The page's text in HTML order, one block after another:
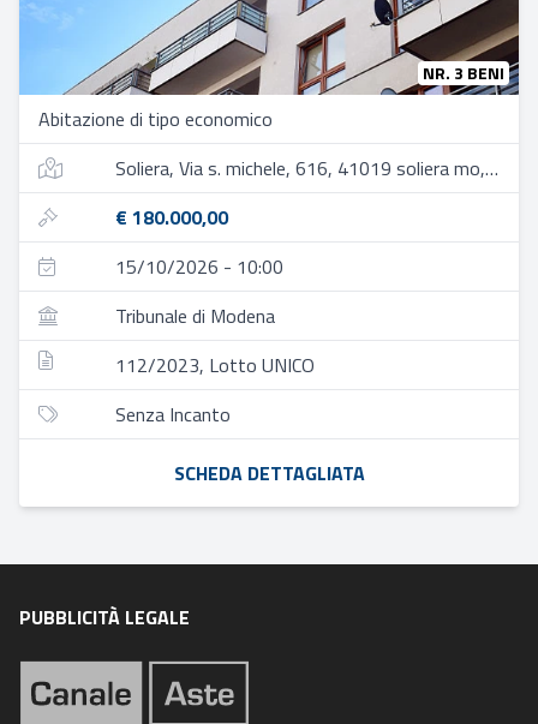
NR. 3 BENI
Abitazione di tipo economico
Soliera, Via s. michele, 616, 41019 soliera mo, italia
€ 180.000,00
15/10/2026 - 10:00
Tribunale di Modena
112/2023, Lotto UNICO
Senza Incanto
SCHEDA DETTAGLIATA
PUBBLICITÀ LEGALE